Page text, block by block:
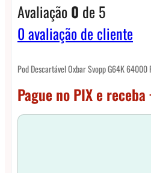
Avaliação0 de 5
0avaliação de cliente
Pod Descartável Oxbar Svopp G64K
Pague no PIX e